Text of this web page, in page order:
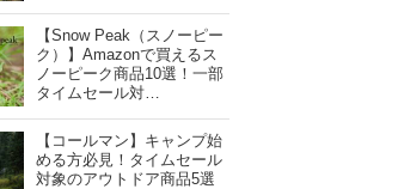
【Snow Peak（スノーピー
ク）】Amazonで買えるス
ノーピーク商品10選！一部
タイムセール対…
【コールマン】キャンプ始
める方必見！タイムセール
対象のアウトドア商品5選